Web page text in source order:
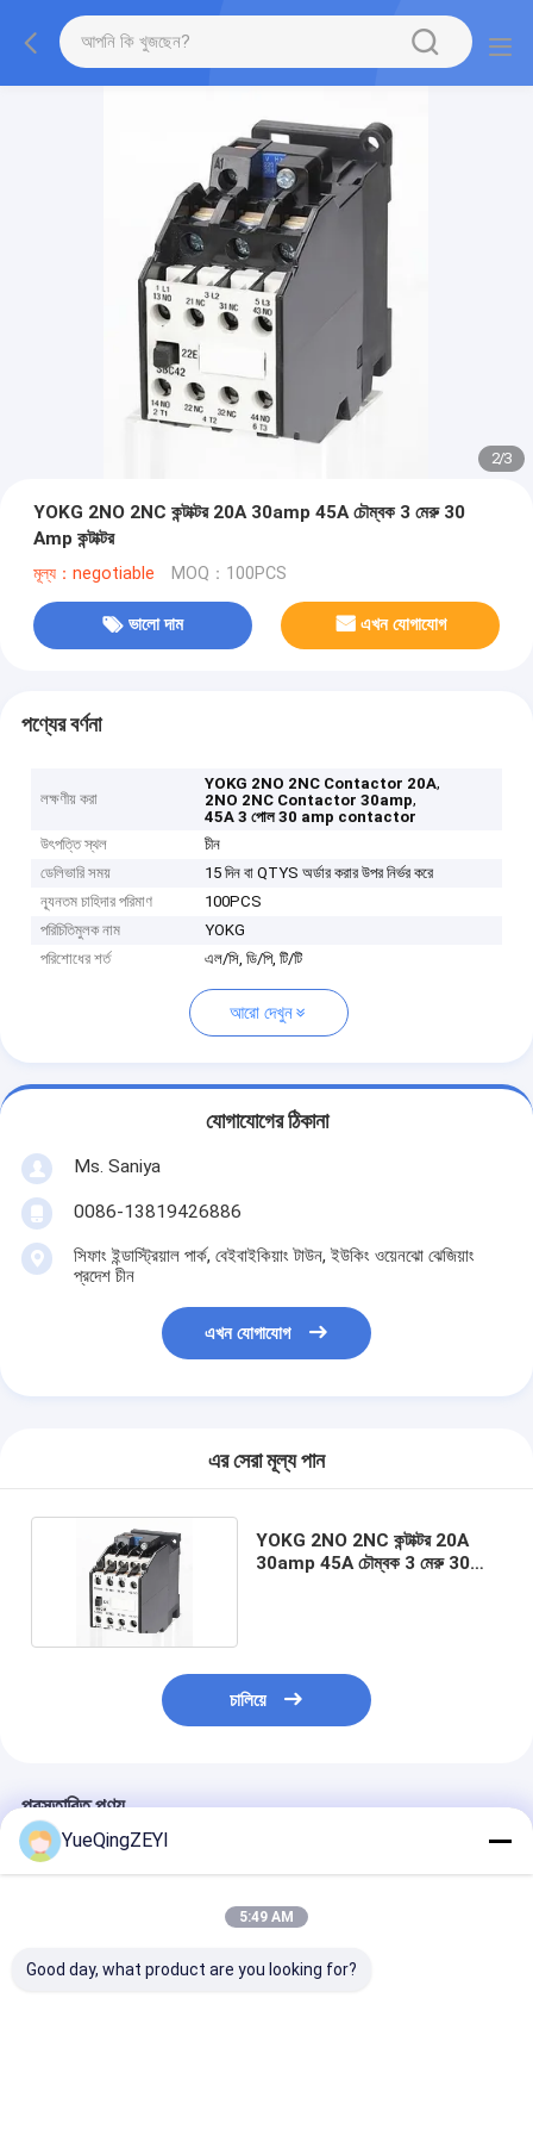
2/3
YOKG 2NO 2NC কন্টাক্টর 20A 30amp 45A চৌম্বক 3 মেরু 30
Amp কন্টাক্টর
মূল্য：negotiable MOQ：100PCS
ভালো দাম এখন যোগাযোগ
পণ্যের বর্ণনা
লক্ষণীয় করা
YOKG 2NO 2NC Contactor 20A,
2NO 2NC Contactor 30amp,
45A 3 পোল 30 amp contactor
উৎপত্তি স্থল
চীন
ডেলিভারি সময়
15 দিন বা QTYS অর্ডার করার উপর নির্ভর করে
ন্যূনতম চাহিদার পরিমাণ
100PCS
পরিচিতিমুলক নাম
YOKG
পরিশোধের শর্ত
এল/সি, ডি/পি, টি/টি
আরো দেখুন
যোগাযোগের ঠিকানা
Ms. Saniya
0086-13819426886
সিফাং ইন্ডাস্ট্রিয়াল পার্ক, বেইবাইকিয়াং টাউন, ইউকিং ওয়েনঝো ঝেজিয়াং
প্রদেশ চীন
এখন যোগাযোগ
এর সেরা মূল্য পান
YOKG 2NO 2NC কন্টাক্টর 20A
30amp 45A চৌম্বক 3 মেরু 30
চালিয়ে
প্রস্তাবিত পণ্য
YueQingZEYI
5:49 AM
Good day, what product are you looking for?